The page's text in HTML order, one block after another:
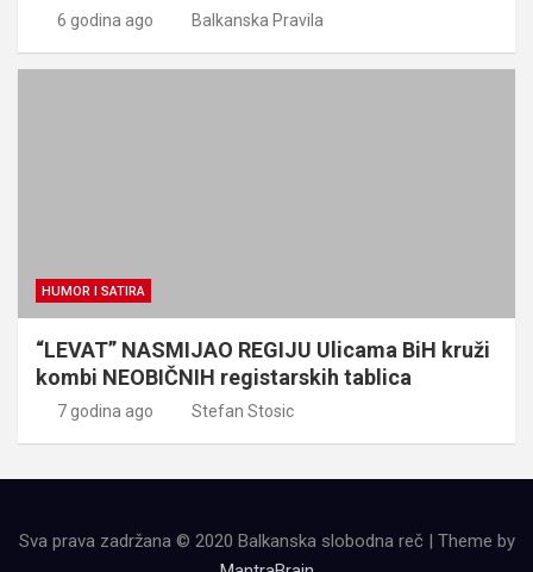
6 godina ago Balkanska Pravila
HUMOR I SATIRA
“LEVAT” NASMIJAO REGIJU Ulicama BiH kruži
kombi NEOBIČNIH registarskih tablica
7 godina ago Stefan Stosic
Sva prava zadržana © 2020 Balkanska slobodna reč | Theme by